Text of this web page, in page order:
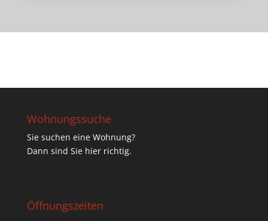
Wohnungssuche
Sie suchen eine Wohnung?
Dann sind Sie hier richtig.
Öffnungszeiten